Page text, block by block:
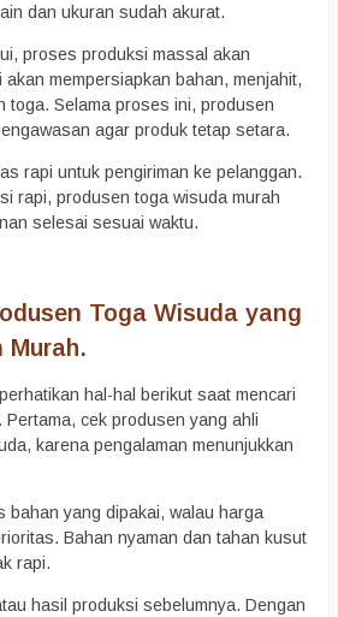
dan ukuran sudah akurat.
proses produksi massal akan
mempersiapkan bahan, menjahit,
toga. Selama proses ini, produsen
agar produk tetap setara.
rapi untuk pengiriman ke pelanggan.
rapi, produsen toga wisuda murah
selesai sesuai waktu.
Toga Wisuda yang
Murah.
hal-hal berikut saat mencari
cek produsen yang ahli
karena pengalaman menunjukkan
bahan yang dipakai, walau harga
Bahan nyaman dan tahan kusut
rapi.
hasil produksi sebelumnya. Dengan